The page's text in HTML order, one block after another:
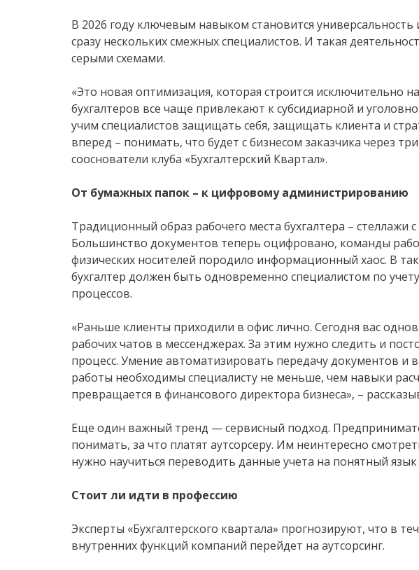
В 2026 году ключевым навыком становится универсальность
сразу нескольких смежных специалистов. И такая
серыми схемами.
«Это новая оптимизация, которая строится исключительно
бухгалтеров все чаще привлекают к субсидиарной и
учим специалистов защищать себя, защищать клиента и
вперед – понимать, что будет с бизнесом заказчика через
сооснователи клуба «Бухгалтерский Квартал».
От бумажных папок – к цифровому администрированию
Традиционный образ рабочего места бухгалтера – стеллажи
Большинство документов теперь оцифровано, команды
физических носителей породило информационный хаос. В
бухгалтер должен быть одновременно специалистом по
процессов.
«Раньше клиенты приходили в офис лично. Сегодня вас
рабочих чатов в мессенджерах. За этим нужно следить и
процесс. Умение автоматизировать передачу документов и
работы необходимы специалисту не меньше, чем навыки
превращается в финансового директора бизнеса», –
Еще один важный тренд — сервисный подход.
понимать, за что платят аутсорсеру. Им неинтересно
нужно научиться переводить данные учета на понятный язык
Стоит ли идти в профессию
Эксперты «Бухгалтерского квартала» прогнозируют, что в
внутренних функций компаний перейдет на аутсорсинг.